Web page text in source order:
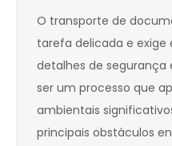
O transporte de
tarefa delicada e
detalhes de
ser um processo que
ambientais
principais obstáculos